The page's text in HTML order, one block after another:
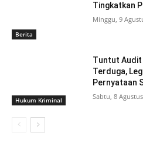
Berita
Tingkatkan
Minggu, 9
Hukum Kriminal
Tuntut
Terduga,
Pernyataan
Sabtu, 8